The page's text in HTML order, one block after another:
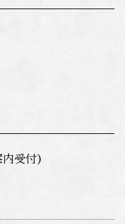
受付）